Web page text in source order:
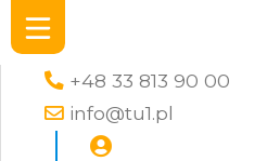
+48 33 813 90 00
info@tu1.pl